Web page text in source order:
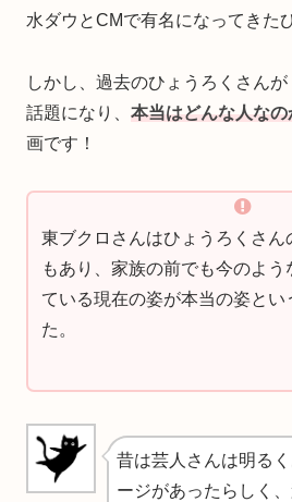
水ダウとCMで有名になってきた
しかし、過去のひょうろくさんが
話題になり、 本当はどんな人な
画です！
東ブクロさんはひょうろくさん
もあり、家族の前でも今のよ
ている現在の姿が本当の姿とい
た。
昔は芸人さんは明る
ージがあったらしく